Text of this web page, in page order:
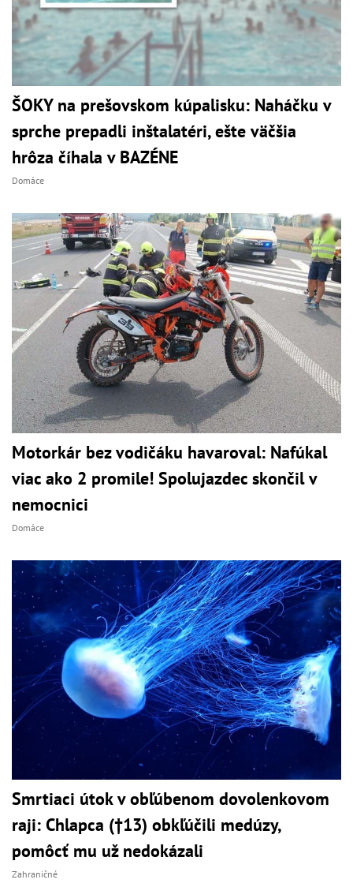
ŠOKY na prešovskom kúpalisku: Naháčku v
sprche prepadli inštalatéri, ešte väčšia
hrôza číhala v BAZÉNE
Domáce
Motorkár bez vodičáku havaroval: Nafúkal
viac ako 2 promile! Spolujazdec skončil v
nemocnici
Domáce
Smrtiaci útok v obľúbenom dovolenkovom
raji: Chlapca (†13) obkľúčili medúzy,
pomôcť mu už nedokázali
Zahraničné